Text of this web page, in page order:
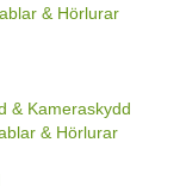
& Hörlurar
& Kameraskydd
& Hörlurar